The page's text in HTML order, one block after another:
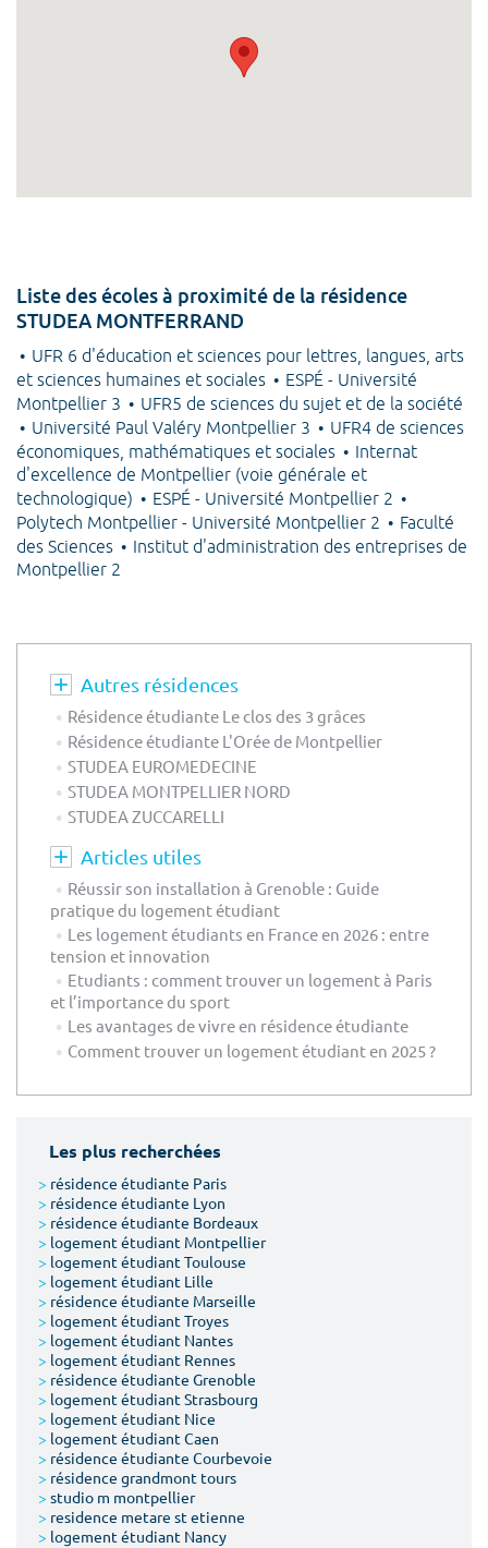
Liste des écoles à proximité de la résidence
STUDEA MONTFERRAND
UFR 6 d'éducation et sciences pour lettres, langues, arts
et sciences humaines et sociales
ESPÉ - Université
Montpellier 3
UFR5 de sciences du sujet et de la société
Université Paul Valéry Montpellier 3
UFR4 de sciences
économiques, mathématiques et sociales
Internat
d'excellence de Montpellier (voie générale et
technologique)
ESPÉ - Université Montpellier 2
Polytech Montpellier - Université Montpellier 2
Faculté
des Sciences
Institut d'administration des entreprises de
Montpellier 2
Autres résidences
Résidence étudiante Le clos des 3 grâces
Résidence étudiante L'Orée de Montpellier
STUDEA EUROMEDECINE
STUDEA MONTPELLIER NORD
STUDEA ZUCCARELLI
Articles utiles
Réussir son installation à Grenoble : Guide
pratique du logement étudiant
Les logement étudiants en France en 2026 : entre
tension et innovation
Etudiants : comment trouver un logement à Paris
et l’importance du sport
Les avantages de vivre en résidence étudiante
Comment trouver un logement étudiant en 2025 ?
Les plus recherchées
> résidence étudiante Paris
> résidence étudiante Lyon
> résidence étudiante Bordeaux
> logement étudiant Montpellier
> logement étudiant Toulouse
> logement étudiant Lille
> résidence étudiante Marseille
> logement étudiant Troyes
> logement étudiant Nantes
> logement étudiant Rennes
> résidence étudiante Grenoble
> logement étudiant Strasbourg
> logement étudiant Nice
> logement étudiant Caen
> résidence étudiante Courbevoie
> résidence grandmont tours
> studio m montpellier
> residence metare st etienne
> logement étudiant Nancy